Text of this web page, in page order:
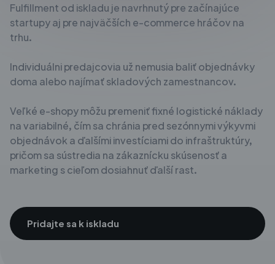
Fulfillment od iskladu je navrhnutý pre začínajúce
startupy aj pre najväčších e-commerce hráčov na
trhu.
Individuálni predajcovia už nemusia baliť objednávky
doma alebo najímať skladových zamestnancov.
Veľké e-shopy môžu premeniť fixné logistické náklady
na variabilné, čím sa chránia pred sezónnymi výkyvmi
objednávok a ďalšími investíciami do infraštruktúry,
pričom sa sústredia na zákaznícku skúsenosť a
marketing s cieľom dosiahnuť ďalší rast.
Pridajte sa k iskladu